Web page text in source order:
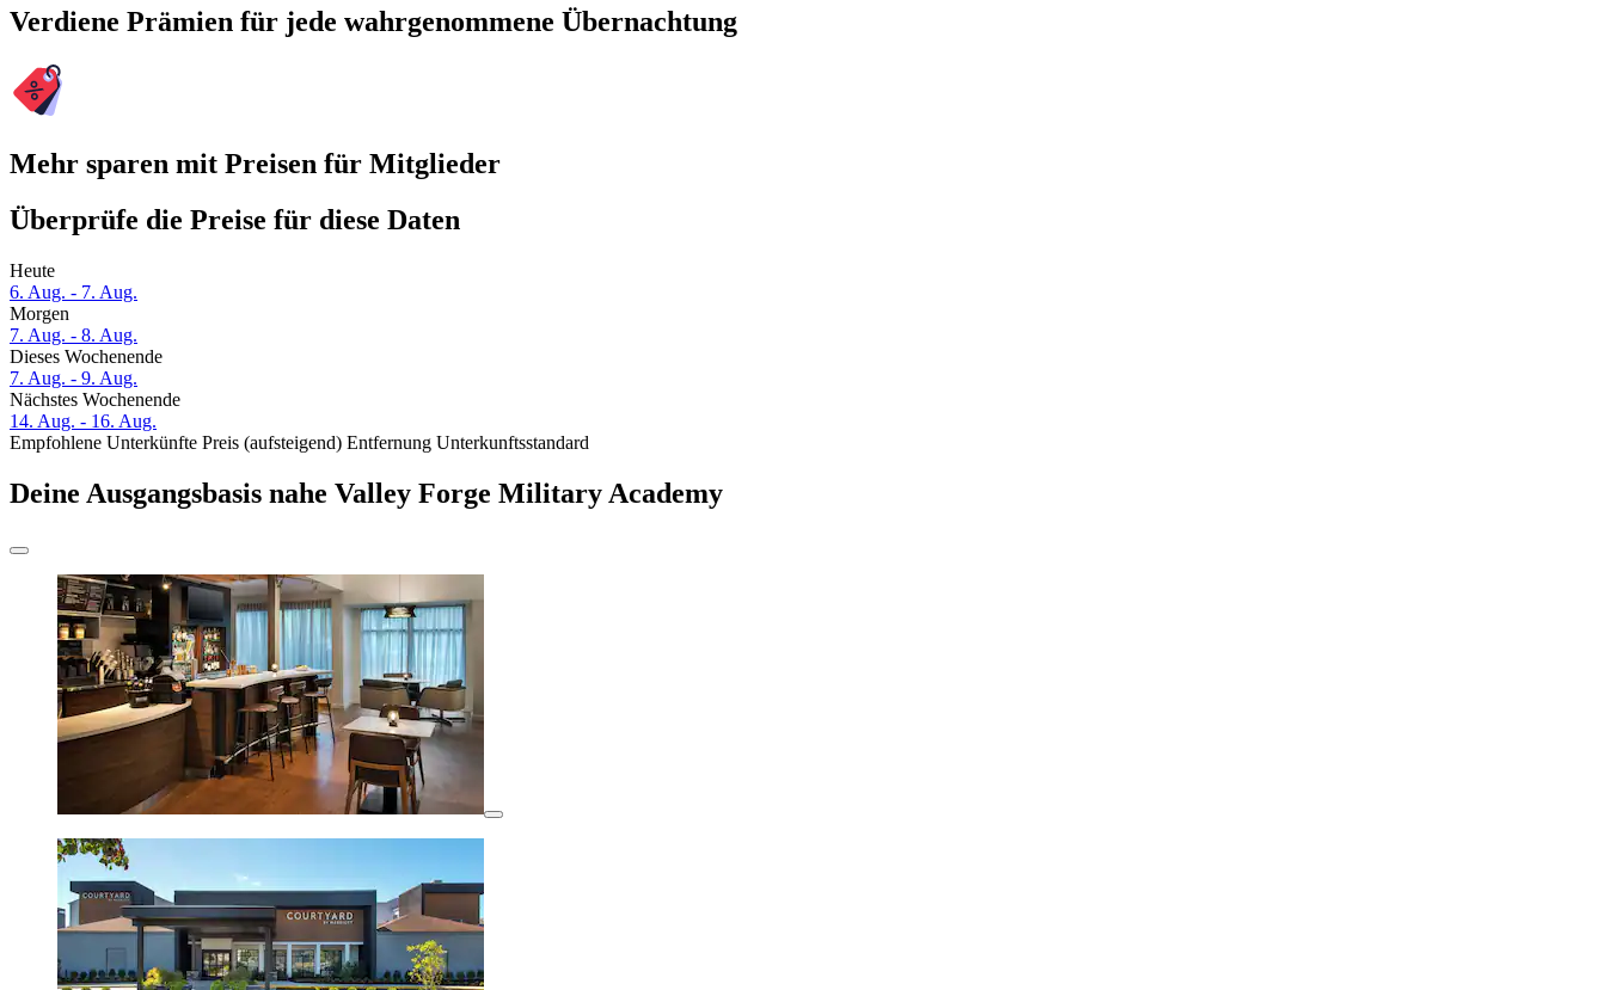
Verdiene Prämien für jede wahrgenommene Übernachtung
Mehr sparen mit Preisen für Mitglieder
Überprüfe die Preise für diese Daten
Heute
6. Aug. - 7. Aug.
Morgen
7. Aug. - 8. Aug.
Dieses Wochenende
7. Aug. - 9. Aug.
Nächstes Wochenende
14. Aug. - 16. Aug.
Empfohlene Unterkünfte Preis (aufsteigend) Entfernung Unterkunftsstandard
Deine Ausgangsbasis nahe Valley Forge Military Academy